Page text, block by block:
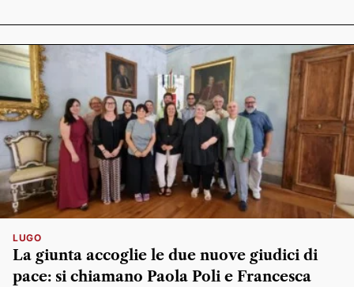
LUGO
La giunta accoglie le due nuove giudici di
pace: si chiamano Paola Poli e Francesca